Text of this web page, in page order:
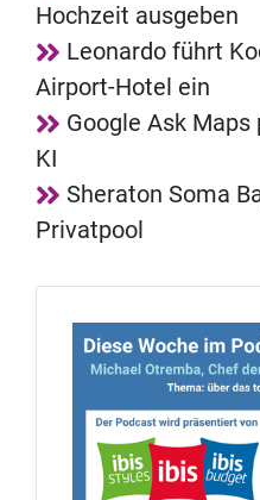
Hochzeit ausgeben
Leonardo führt
Airport-Hotel ein
Google Ask
KI
Sheraton Soma
Privatpool